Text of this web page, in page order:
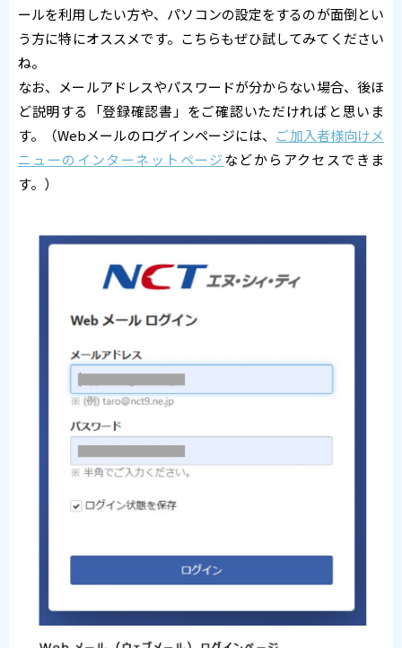
ールを利用したい方や、パソコンの設定をするのが面倒とい
う方に特にオススメです。こちらもぜひ試してみてください
ね。
なお、メールアドレスやパスワードが分からない場合、後ほ
ど説明する「登録確認書」をご確認いただければと思いま
す。（Webメールのログインページには、 ご加入者様向けメ
ニューのインターネットページ などからアクセスできま
す。）